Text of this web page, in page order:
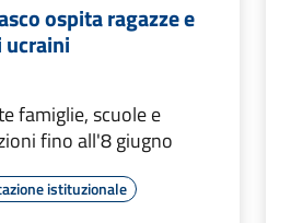
ospita ragazze e
ucraini
famiglie, scuole e
fino all'8 giugno
istituzionale